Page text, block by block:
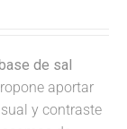
de sal
aportar
y contraste